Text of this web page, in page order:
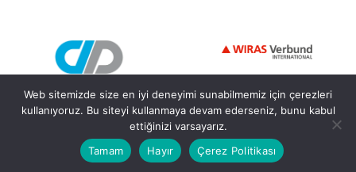
© 2026 - STB CPA International Turkey. Tüm Hakları Saklıdır.
Web sitemizde size en iyi deneyimi sunabilmemiz için çerezleri
kullanıyoruz. Bu siteyi kullanmaya devam ederseniz, bunu kabul
ettiğinizi varsayarız.
Tamam
Hayır Çerez Politikası